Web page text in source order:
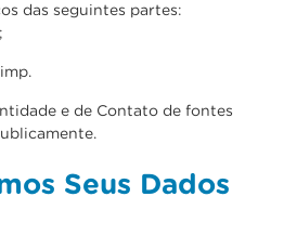
das seguintes partes:
e de Contato de fontes
Seus Dados